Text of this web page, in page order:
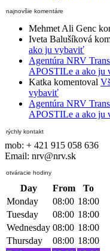
najnovšie komentáre
Mehmet Ali Genc
Iveta Balušíková
ako ju vybaviť
Agentúra NRV
APOSTILe a ako ju
Katka komentoval
vybaviť
Agentúra NRV
APOSTILe a ako ju
rýchly kontakt
mob: + 421 915 058 636
Email: nrv@nrv.sk
otváracie hodiny
Day From
To
Monday
08:00 18:00
Tuesday
08:00 18:00
Wednesday 08:00 18:00
Thursday
08:00 18:00